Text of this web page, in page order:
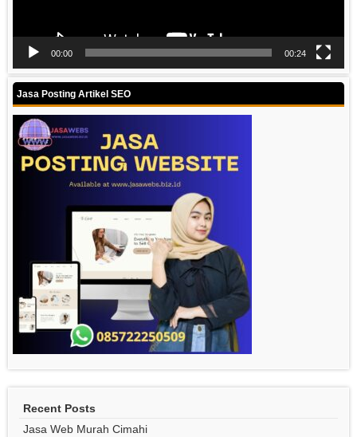
00:00 00:24
Jasa Posting Artikel SEO
Recent Posts
Jasa Web Murah Cimahi